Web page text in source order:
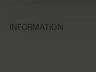
INFORMATION